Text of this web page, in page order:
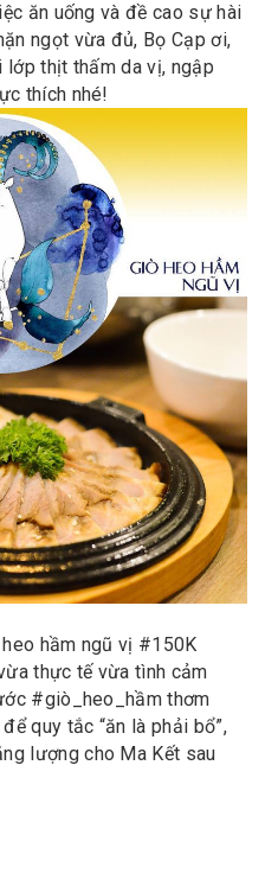
ăn uống và đề cao sự hài
ngọt vừa đủ, Bọ Cạp ơi,
thịt thấm da vị, ngập
thích nhé!
hầm ngũ vị #150K
thực tế vừa tình cảm
#giò_heo_hầm thơm
quy tắc “ăn là phải bổ”,
lượng cho Ma Kết sau